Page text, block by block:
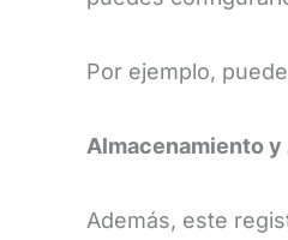
Por ejemplo,
​Almacenamiento
​Además, este